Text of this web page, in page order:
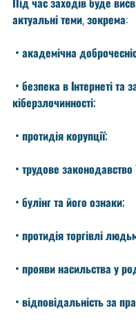
актуальні теми, зокрема:
• академічна
• безпека в Інтернеті та
кіберзлочинності;
• протидія корупції;
• трудове законодавство
• булінг та його ознаки;
• протидія торгівлі
• прояви насильства у
• відповідальність за